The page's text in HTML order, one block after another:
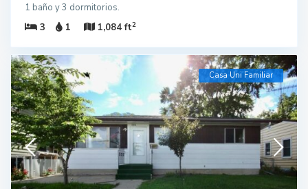
1 baño y 3 dormitorios.
3
1 1,084 ft2
Casa Uni Familiar